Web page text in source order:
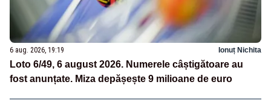
6 aug. 2026, 19:19 Ionuț Nichita
Loto 6/49, 6 august 2026. Numerele câștigătoare au
fost anunțate. Miza depășește 9 milioane de euro